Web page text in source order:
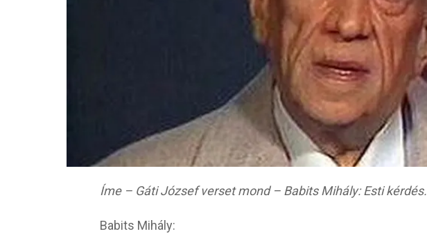
Íme – Gáti József verset mond – Babits Mihály: Esti kérdés.
Babits Mihály: